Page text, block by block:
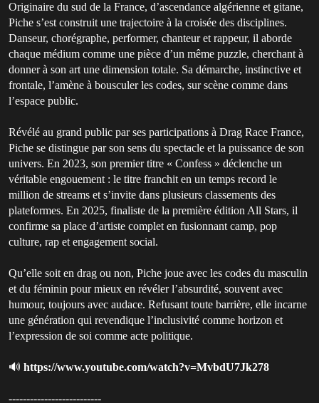
Originaire du sud de la France, d’ascendance algérienne et gitane,
Piche s’est construit une trajectoire à la croisée des disciplines.
Danseur, chorégraphe, performer, chanteur et rappeur, il aborde
chaque médium comme une pièce d’un même puzzle, cherchant à
donner à son art une dimension totale. Sa démarche, instinctive et
frontale, l’amène à bousculer les codes, sur scène comme dans
l’espace public.
Révélé au grand public par ses participations à Drag Race France,
Piche se distingue par son sens du spectacle et la puissance de son
univers. En 2023, son premier titre « Confess » déclenche un
véritable engouement : le titre franchit en un temps record le
million de streams et s’invite dans plusieurs classements des
plateformes. En 2025, finaliste de la première édition All Stars, il
confirme sa place d’artiste complet en fusionnant camp, pop
culture, rap et engagement social.
Qu’elle soit en drag ou non, Piche joue avec les codes du masculin
et du féminin pour mieux en révéler l’absurdité, souvent avec
humour, toujours avec audace. Refusant toute barrière, elle incarne
une génération qui revendique l’inclusivité comme horizon et
l’expression de soi comme acte politique.
🔊 https://www.youtube.com/watch?v=MvbdU7Jk278
--------------------------